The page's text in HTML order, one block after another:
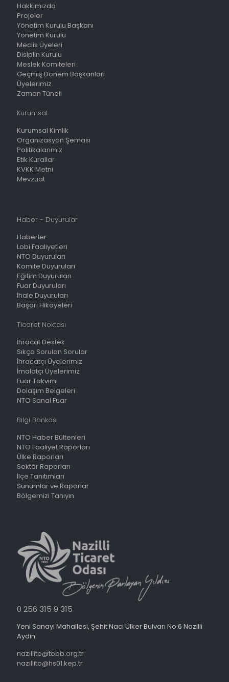
Hakkımızda
Projeler
Yönetim Kurulu Başkanı
Yönetim Kurulu
Meclis Üyeleri
Disiplin Kurulu
Meslek Komiteleri
Geçmiş Dönem Başkanları
Üyelerimiz
Zaman Tüneli
Kurumsal
Kurumsal Kimlik
Organizasyon Şeması
Politikalarımız
Etik Kurallar
KVKK Metni
Mevzuat
Haber - Duyurular
Haberler
Lobi Faaliyetleri
NTO Duyuruları
Komite Duyuruları
Eğitim Duyuruları
Fuar Duyuruları
İhale Duyuruları
Başarı Hikayeleri
Ticaret Noktası
İhracat Destek
Sıkça Sorulan Sorular
İhracatçı Üyelerimiz
İmalatçı Üyelerimiz
Fuar Takvimi
Dolaşım Belgeleri
NTO Sanal Fuar
Bilgi Bankası
NTO Haber Bültenleri
NTO Faaliyet Raporları
Ülke Raporları
Sektör Raporları
İlçe Tanıtımları
Sunumlar ve Raporlar
Bölgemizi Tanıyın
0 256 315 9 315
Yeni Sanayi Mahallesi, Şehit Naci Ülker Bulvarı No:6 Nazilli
Aydın
nazillito@tobb.org.tr
nazillito@hs01.kep.tr